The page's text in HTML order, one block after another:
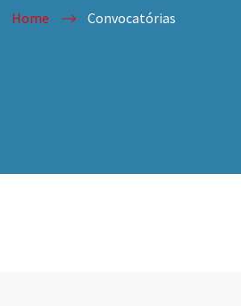
Home Convocatórias